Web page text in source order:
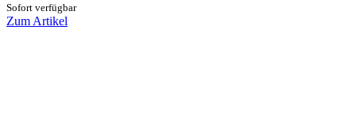
Sofort verfügbar
Zum Artikel